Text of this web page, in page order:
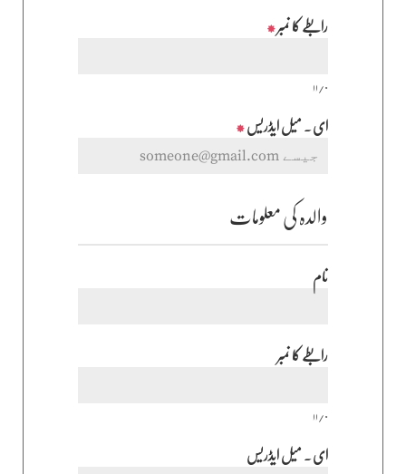
رابطے کا نمبر*
۱۱/۰
ای ۔ میل ایڈریس*
والدہ کی معلومات
نام
رابطے کا نمبر
۱۱/۰
ای ۔ میل ایڈریس